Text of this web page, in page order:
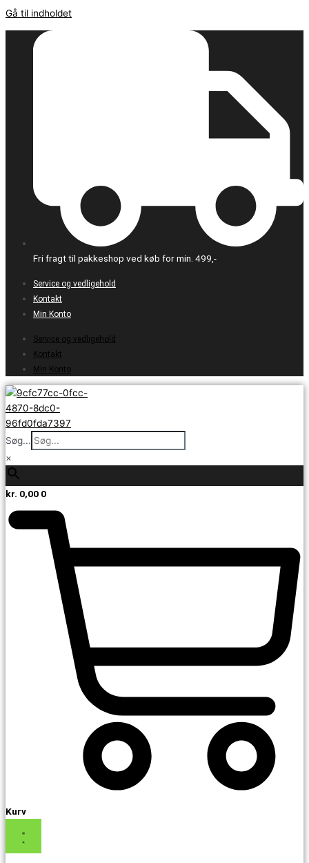
Gå til indholdet
Fri fragt til pakkeshop ved køb for min. 499,-
Service og vedligehold
Kontakt
Min Konto
Service og vedligehold
Kontakt
Min Konto
Søg...
×
kr. 0,00 0
Kurv